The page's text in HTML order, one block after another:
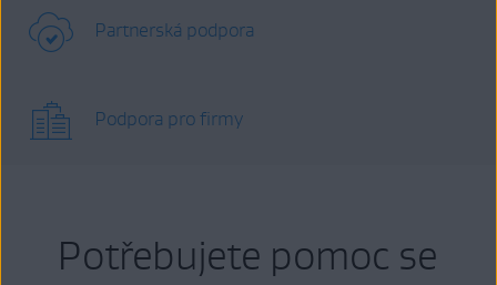
Partnerská podpora
Podpora pro firmy
Potřebujete pomoc se